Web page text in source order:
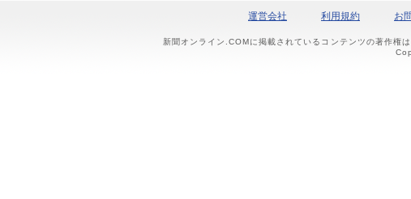
運営会社 利用規約 お
新聞オンライン.COMに掲載されているコンテンツの著作権